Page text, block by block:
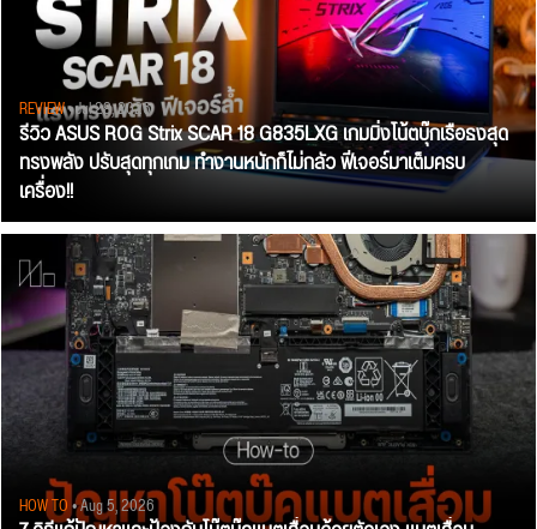
REVIEW• Jul 28, 2026
รีวิว ASUS ROG Strix SCAR 18 G835LXG เกมมิ่งโน้ตบุ๊กเรือธงสุด
ทรงพลัง ปรับสุดทุกเกม ทำงานหนักก็ไม่กลัว ฟีเจอร์มาเต็มครบ
เครื่อง!!
HOW TO• Aug 5, 2026